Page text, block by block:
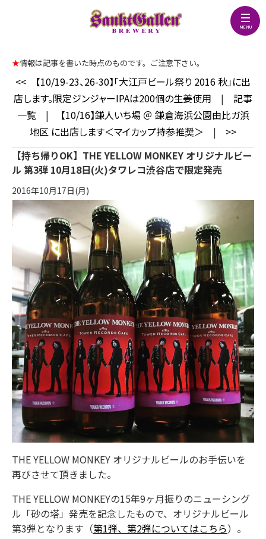
★情報は記事を書いた時点のものです。ご注意下さい。
<<
【10/19-23、26-30】「大江戸ビール祭り 2016 秋」に出
店します。限定ジンジャーIPAは200個の生姜使用 | 記事
一覧|
【10/16】鎌人いち場 ＠ 鎌倉海浜公園由比ガ浜
地区 に出店します＜マイカップ持参推奨＞ | >>
【持ち帰りOK】THE YELLOW MONKEY オリジナルビー
ル 第3弾 10⽉18⽇(⽕)タワレコ渋谷店で限定発売
2016年10月17日(月)
THE YELLOW MONKEY オリジナルビールのお手伝いを
再びさせて頂きました。
THE YELLOW MONKEYの15年9ヶ月振りのニューシング
ル「砂の塔」発売を記念したもので、オリジナルビール
第3弾となります（第1弾、第2弾についてはこちら）。